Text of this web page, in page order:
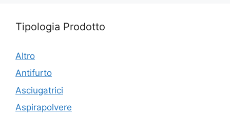
Tipologia Prodotto
Altro
Antifurto
Asciugatrici
Aspirapolvere